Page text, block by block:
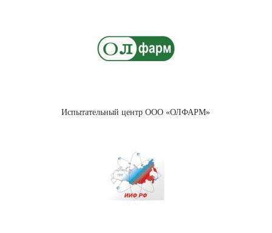
Испытательный центр ООО «ОЛФАРМ»